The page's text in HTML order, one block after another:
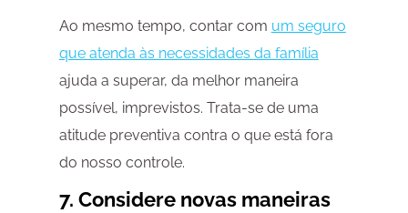
Ao mesmo tempo, contar com um seguro
que atenda às necessidades da família
ajuda a superar, da melhor maneira
possível, imprevistos. Trata-se de uma
atitude preventiva contra o que está fora
do nosso controle.
7. Considere novas maneiras